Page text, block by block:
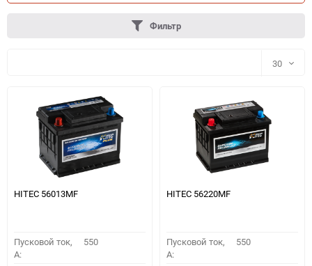
Фильтр
30
60
90
HITEC 56013MF
Пусковой ток,
A:
550
HITEC 56220MF
Пусковой ток,
A:
550